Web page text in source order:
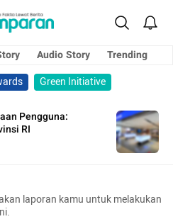
Audio Story
Trending
Green Initiative
Pengguna:
RI
laporan kamu untuk melakukan